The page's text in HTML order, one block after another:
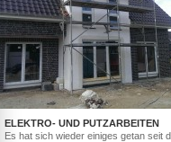
ELEKTRO- UND PUTZARBEITEN
Es hat sich wieder einiges getan seit